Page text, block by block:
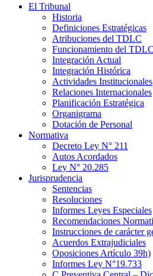
El Tribunal
Historia
Definiciones Estratégicas
Atribuciones del TDLC
Funcionamiento del TDLC
Integración Actual
Integración Histórica
Actividades Institucionales
Relaciones Internacionales
Planificación Estratégica
Organigrama
Dotación de Personal
Normativa
Decreto Ley N° 211
Autos Acordados
Ley N° 20.285
Jurisprudencia
Sentencias
Resoluciones
Informes Leyes Especiales
Recomendaciones
Instrucciones de carácter
Acuerdos Extrajudiciales
Oposiciones Artículo 39h)
Informes Ley N°19.733